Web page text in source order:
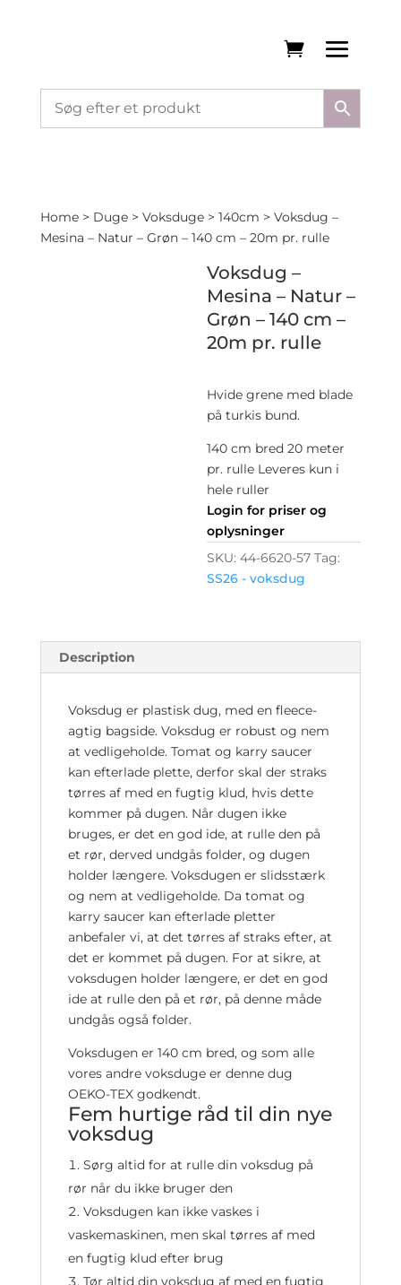
Home> Duge> Voksduge> 140cm > Voksdug –
Mesina – Natur – Grøn – 140 cm – 20m pr. rulle
Voksdug –
Mesina – Natur –
Grøn – 140 cm –
20m pr. rulle
Hvide grene med blade
på turkis bund.
140 cm bred 20 meter
pr. rulle Leveres kun i
hele ruller
Login for priser og
oplysninger
SKU:44-6620-57 Tag:
SS26 - voksdug
Description
Voksdug er plastisk dug, med en fleece-
agtig bagside. Voksdug er robust og nem
at vedligeholde. Tomat og karry saucer
kan efterlade plette, derfor skal der straks
tørres af med en fugtig klud, hvis dette
kommer på dugen. Når dugen ikke
bruges, er det en god ide, at rulle den på
et rør, derved undgås folder, og dugen
holder længere. Voksdugen er slidsstærk
og nem at vedligeholde. Da tomat og
karry saucer kan efterlade pletter
anbefaler vi, at det tørres af straks efter, at
det er kommet på dugen. For at sikre, at
voksdugen holder længere, er det en god
ide at rulle den på et rør, på denne måde
undgås også folder.
Voksdugen er 140 cm bred, og som alle
vores andre voksduge er denne dug
OEKO-TEX godkendt.
Fem hurtige råd til din nye
voksdug
Sørg altid for at rulle din voksdug på
rør når du ikke bruger den
Voksdugen kan ikke vaskes i
vaskemaskinen, men skal tørres af med
en fugtig klud efter brug
Tør altid din voksdug af med en fugtig